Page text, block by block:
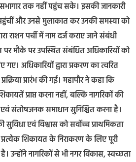
तक नहीं पहुंच सके। इसकी जानकारी
और उनसे मुलाकात कर उनकी समस्या को
राशन पर्ची में नाम दर्ज कराए जाने संबंधी
मौके पर उपस्थित संबंधित अधिकारियों को
गए। अधिकारियों द्वारा प्रकरण का त्वरित
प्रारंभ की गई। महापौर ने कहा कि
प्राप्त करना नहीं, बल्कि नागरिकों की
संतोषजनक समाधान सुनिश्चित करना है।
एवं विश्वास को सर्वोच्च प्राथमिकता
शिकायत के निराकरण के लिए पूरी
उन्होंने नागरिकों से भी नगर विकास, स्वच्छता